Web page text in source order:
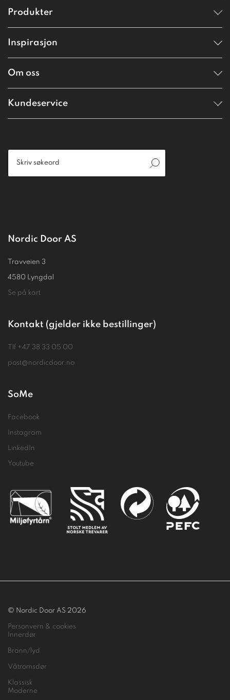
Produkter
Inspirasjon
Om oss
Kundeservice
Nordic Door AS
Travveien 3
4580 Lyngdal
Se på kart
Kontakt (gjelder ikke bestillinger)
Tlf +47 38 33 05 00
post@nordicdoor.no
SoMe
Facebook
Instagram
LinkedIn
Youtube
© Nordic Door AS 2026
Personvern & cookies
Innerdør
Brann/lyd
Våtromsdør
Klassisk
Moderne